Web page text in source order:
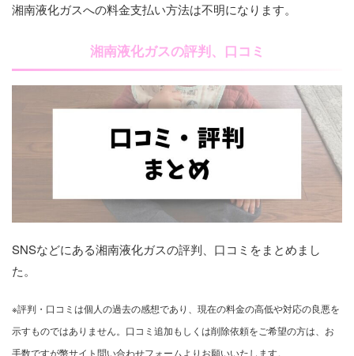
湘南液化ガスへの料金支払い方法は不明になります。
湘南液化ガスの評判、口コミ
SNSなどにある湘南液化ガスの評判、口コミをまとめまし
た。
※評判・口コミは個人の過去の感想であり、現在の料金の高低や対応の良悪を
示すものではありません。口コミ追加もしくは削除依頼をご希望の方は、お
手数ですが幣サイト問い合わせフォームよりお願いいたします。